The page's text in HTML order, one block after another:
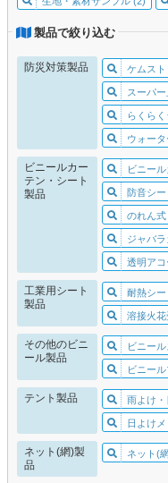
製品で絞り込む
防災対策製品 ケムス
スーパ
らくら
ウォー
ビニールカー
テン・シート
製品
ビニー
防音シー
のれん
ジャバ
透明ア
工業用シート
製品
耐熱シー
溶接火
その他のビニ
ール製品
ビニー
ビニー
テント製品 雨よけ
日よけ
ネット(網)製
品
ネット(